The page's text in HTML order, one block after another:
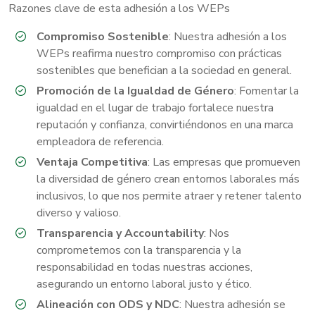
Razones clave de esta adhesión a los WEPs
Compromiso Sostenible: Nuestra adhesión a los
WEPs reafirma nuestro compromiso con prácticas
sostenibles que benefician a la sociedad en general.
Promoción de la Igualdad de Género: Fomentar la
igualdad en el lugar de trabajo fortalece nuestra
reputación y confianza, convirtiéndonos en una marca
empleadora de referencia.
Ventaja Competitiva: Las empresas que promueven
la diversidad de género crean entornos laborales más
inclusivos, lo que nos permite atraer y retener talento
diverso y valioso.
Transparencia y Accountability: Nos
comprometemos con la transparencia y la
responsabilidad en todas nuestras acciones,
asegurando un entorno laboral justo y ético.
Alineación con ODS y NDC: Nuestra adhesión se